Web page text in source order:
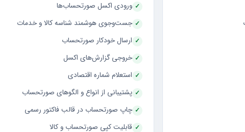
ورودی اکسل صورتحساب‌ها
جست‌وجوی هوشمند شناسه کالا و خدمات
ارسال خودکار صورتحساب
خروجی گزارش‌های اکسل
استعلام شماره اقتصادی
پشتیبانی از انواع و الگوهای صورتحساب
چاپ صورتحساب در قالب فاکتور رسمی
قابلیت کپی صورتحساب و کالا